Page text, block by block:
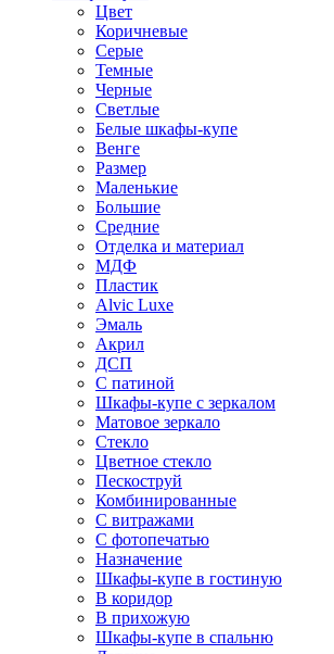
Цвет
Коричневые
Серые
Темные
Черные
Светлые
Белые шкафы-купе
Венге
Размер
Маленькие
Большие
Средние
Отделка и материал
МДФ
Пластик
Alvic Luxe
Эмаль
Акрил
ДСП
С патиной
Шкафы-купе с зеркалом
Матовое зеркало
Стекло
Цветное стекло
Пескоструй
Комбинированные
С витражами
С фотопечатью
Назначение
Шкафы-купе в гостиную
В коридор
В прихожую
Шкафы-купе в спальню